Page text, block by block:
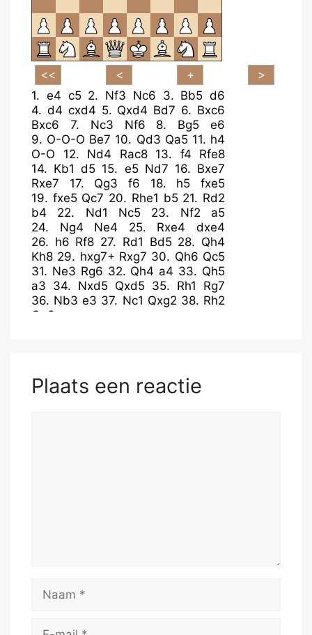
1. e4 c5 2. Nf3 Nc6 3. Bb5 d6
4. d4 cxd4 5. Qxd4 Bd7 6. Bxc6
Bxc6
7. Nc3 Nf6 8. Bg5
e6
9. O-O-O Be7 10. Qd3 Qa5 11. h4
O-O
12. Nd4 Rac8 13. f4
Rfe8
14. Kb1 d5 15. e5 Nd7 16. Bxe7
Rxe7
17. Qg3 f6 18. h5
fxe5
19. fxe5 Qc7 20. Rhe1 b5 21. Rd2
b4
22. Nd1 Nc5 23. Nf2
a5
24. Ng4 Ne4 25. Rxe4
dxe4
26. h6 Rf8 27. Rd1 Bd5 28. Qh4
Kh8 29. hxg7+ Rxg7 30. Qh6 Qc5
31. Ne3 Rg6 32. Qh4 a4 33. Qh5
a3 34. Nxd5 Qxd5 35. Rh1
Rg7
36. Nb3 e3 37. Nc1 Qxg2 38. Rh2
Qg3
Plaats een reactie
Naam